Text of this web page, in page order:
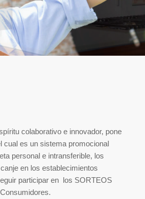
colaborativo e innovador, pone
cual es un sistema promocional
personal e intransferible, los
en los establecimientos
participar en los SORTEOS